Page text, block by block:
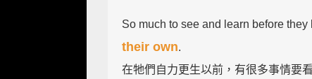
So much to see and learn before
their own.
在牠們自力更生以前，有很多事情要